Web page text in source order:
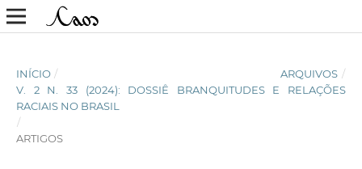
INÍCIO / ARQUIVOS /
V. 2 N. 33 (2024): DOSSIÊ BRANQUITUDES E RELAÇÕES
RACIAIS NO BRASIL
/
ARTIGOS